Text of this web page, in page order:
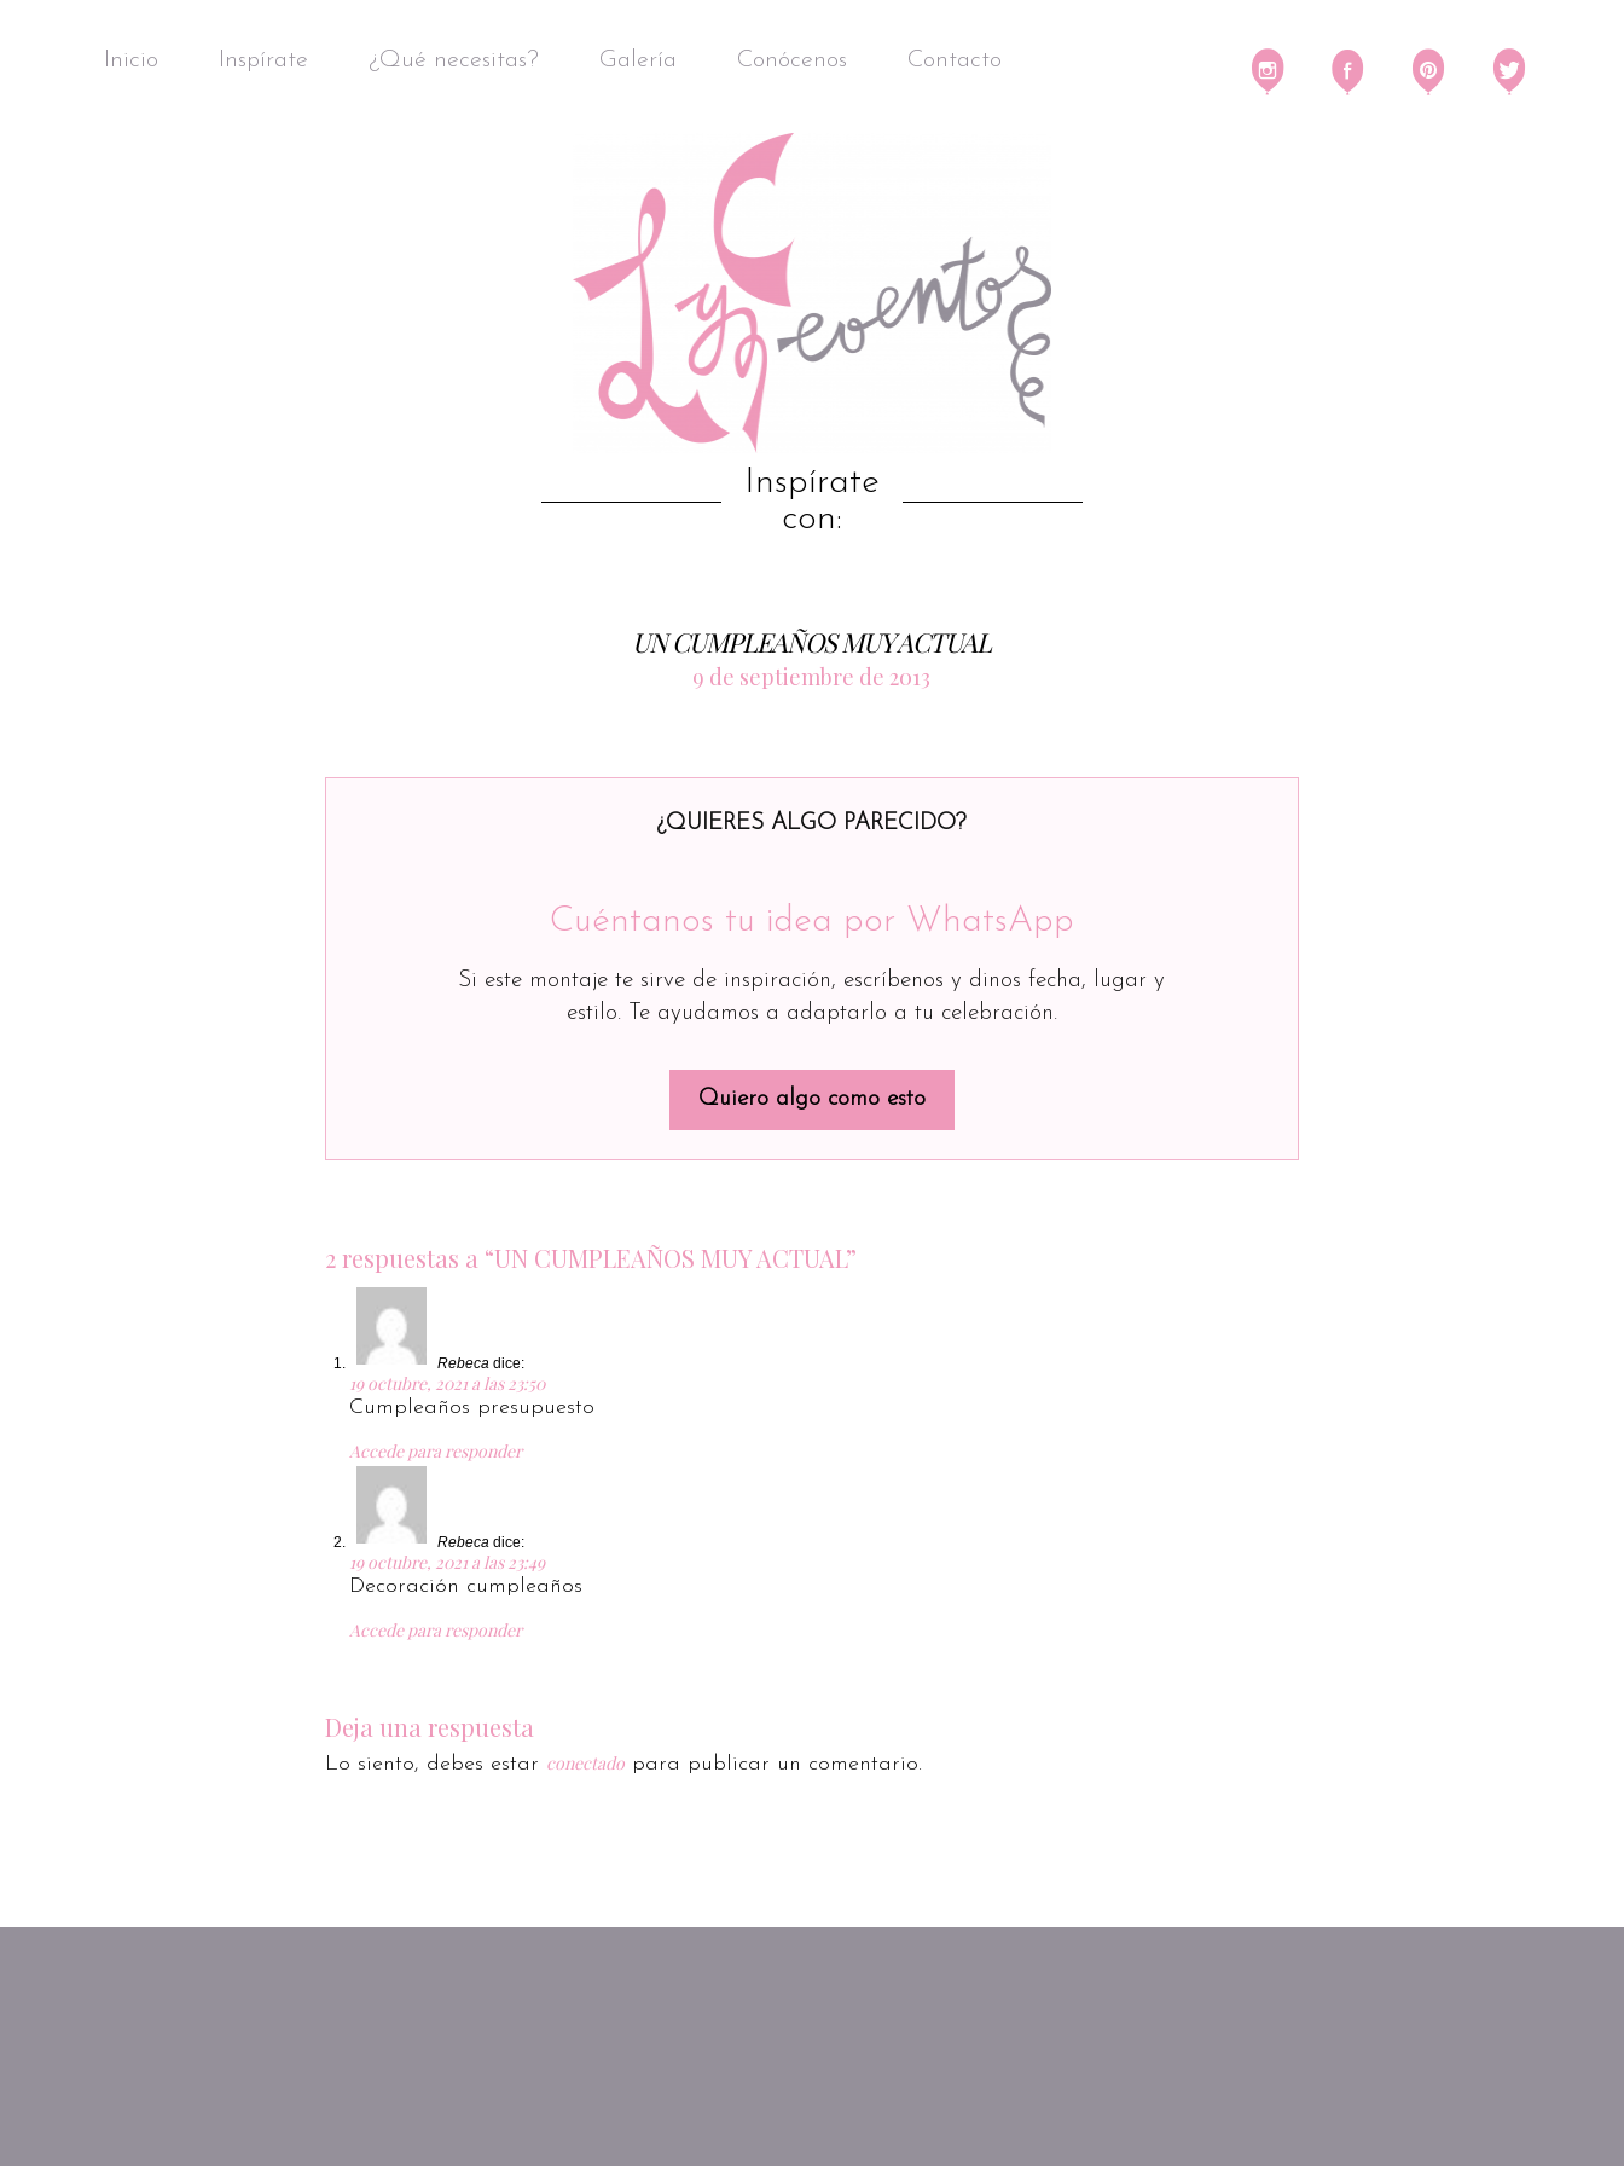
Inicio Inspírate ¿Qué necesitas? Galería Conócenos Contacto
Inspírate
con:
UN CUMPLEAÑOS MUY ACTUAL
9 de septiembre de 2013
¿QUIERES ALGO PARECIDO?
Cuéntanos tu idea por WhatsApp
Si este montaje te sirve de inspiración, escríbenos y dinos fecha, lugar y
estilo. Te ayudamos a adaptarlo a tu celebración.
Quiero algo como esto
2 respuestas a “UN CUMPLEAÑOS MUY ACTUAL”
Rebeca dice:
19 octubre, 2021 a las 23:50
Cumpleaños presupuesto
Accede para responder
Rebeca dice:
19 octubre, 2021 a las 23:49
Decoración cumpleaños
Accede para responder
Deja una respuesta
Lo siento, debes estar conectadopara publicar un comentario.